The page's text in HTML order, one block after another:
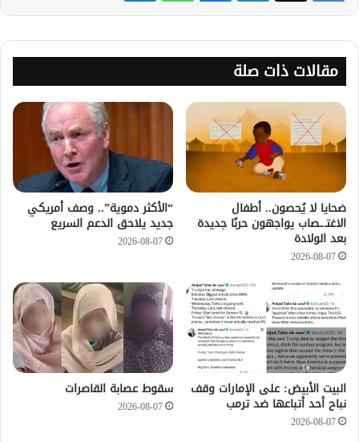
مقالات ذات صلة
ضحايا لا يُحصون.. أطفال
الاغتـ.ـصاب يواجهون حربًا جديدة
بعد الولادة
2026-08-07
“الأكثر دموية”.. وصف أمريكي
جديد يلاحق الدعم السريع
2026-08-07
‏البيت الأبيض: على ⁧‫الإمارات‬⁩ وقف
نباح أحد أتباعها ضد ترمب
2026-08-07
سقوط عصابة القاصرات
2026-08-07